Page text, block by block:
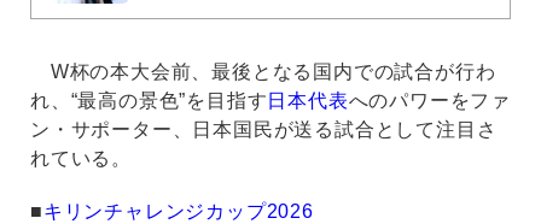
W杯の本大会前、最後となる国内での試合が行わ
れ、“最高の景色”を目指す 日本代表へのパワーをファ
ン・サポーター、日本国民が送る試合として注目さ
れている。
■キリンチャレンジカップ2026